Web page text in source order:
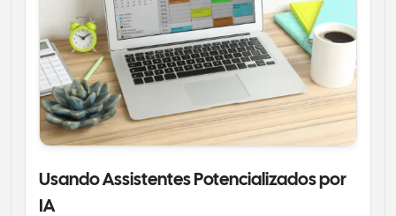
Usando Assistentes Potencializados por
IA